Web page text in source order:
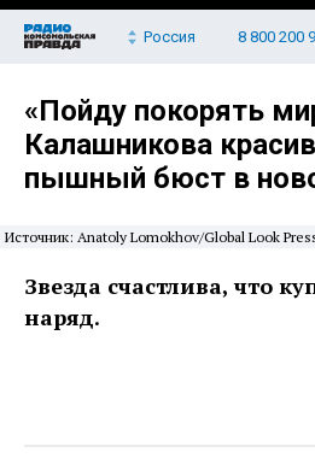
Россия 8 800 200
«Пойду покорять
Калашникова
пышный бюст в
Источник: Anatoly Lomokhov/Global Look
Звезда счастлива, что
наряд.